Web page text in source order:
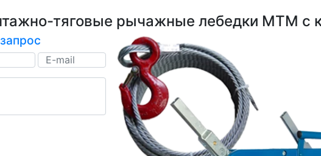
тяговые рычажные лебедки МТМ с